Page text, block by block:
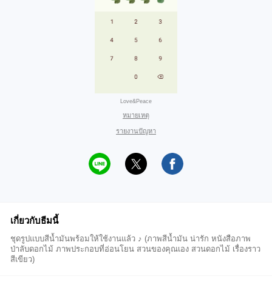
Love&Peace
หมายเหตุ
รายงานปัญหา
เกี่ยวกับธีมนี้
ชุดรูปแบบสีน้ำมันพร้อมให้ใช้งานแล้ว ♪ (ภาพสีน้ำมัน น่ารัก หนังสือภาพ
ป่าลับดอกไม้ ภาพประกอบที่อ่อนโยน สวนของคุณเอง สวนดอกไม้ เรื่องราว
สีเขียว)